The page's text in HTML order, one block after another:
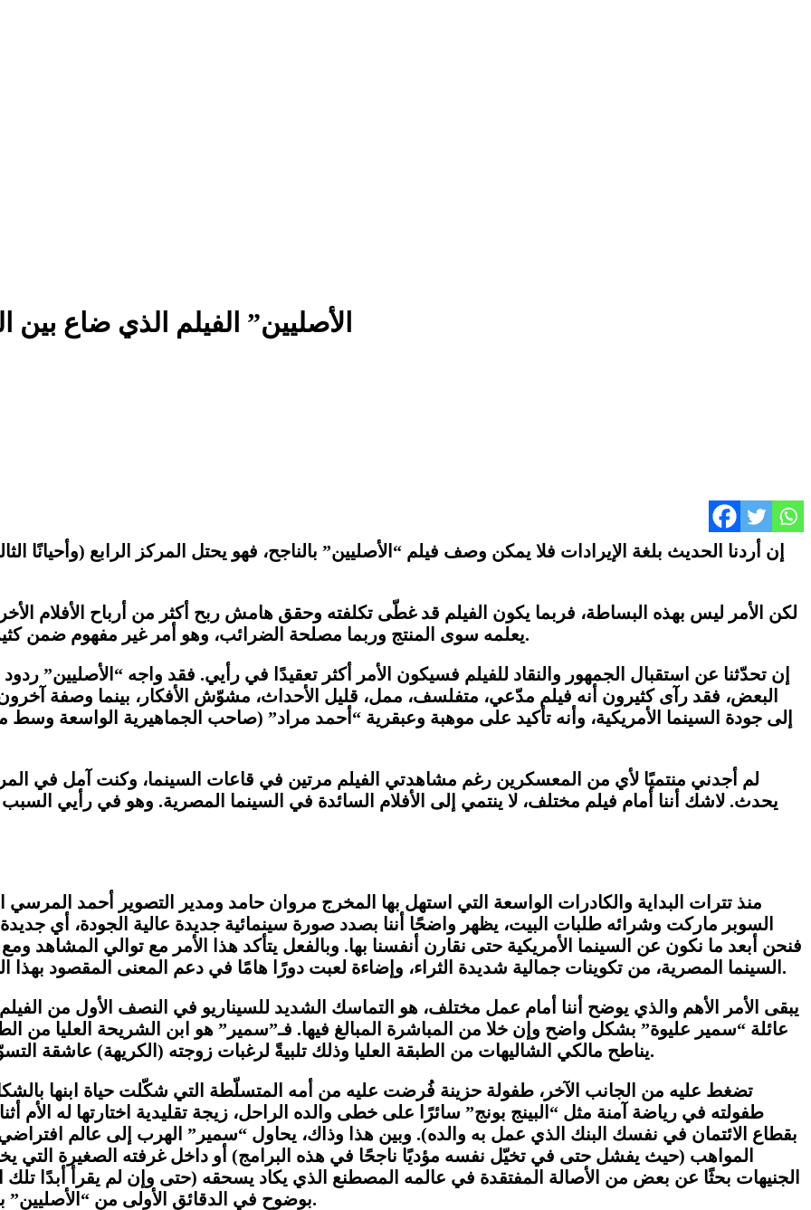
“الأصليين” الفيلم الذي ضاع
إن أردنا الحديث بلغة الإيرادات فلا يمكن وصف فيلم “الأصليين” بالناجح، فهو يحتل المركز الرابع
لكن الأمر ليس بهذه البساطة، فربما يكون الفيلم قد غطّى تكلفته وحقق هامش ربح أكثر من أرباح الأفلام
يعلمه سوى المنتج وربما مصلحة الضرائب، وهو أمر غير مفهوم ضمن كثير من عدم الأمور الغامضة في صناعة السينما المصرية).
إن تحدّثنا عن استقبال الجمهور والنقاد للفيلم فسيكون الأمر أكثر تعقيدًا في رأيي. فقد واجه “الأصليين”
البعض، فقد رآى كثيرون أنه فيلم مدّعي، متفلسف، ممل، قليل الأحداث، مشوّش الأفكار، بينما وصفة
إلى جودة السينما الأمريكية، وأنه تأكيد على موهبة وعبقرية “أحمد مراد” (صاحب الجماهيرية الواسعة
لم أجدني منتميًا لأي من المعسكرين رغم مشاهدتي الفيلم مرتين في قاعات السينما، وكنت آمل في
يحدث. لاشك أننا أمام فيلم مختلف، لا ينتمي إلى الأفلام السائدة في السينما المصرية. وهو في رأيي السبب
منذ تترات البداية والكادرات الواسعة التي استهل بها المخرج مروان حامد ومدير التصوير أحمد
السوبر ماركت وشرائه طلبات البيت، يظهر واضحًا أننا بصدد صورة سينمائية جديدة عالية الجودة، أي جديدة
فنحن أبعد ما نكون عن السينما الأمريكية حتى نقارن أنفسنا بها. وبالفعل يتأكد هذا الأمر مع توالي المشاهد
السينما المصرية، من تكوينات جمالية شديدة الثراء، وإضاءة لعبت دورًا هامًا في دعم المعنى المقصود بهذا التكوينـ وتحقيق الأجواء اللازمة لإيصال المشاعر المرجوة.
يبقى الأمر الأهم والذي يوضح أننا أمام عمل مختلف، هو التماسك الشديد للسيناريو في النصف الأول من
عائلة “سمير عليوة” بشكل واضح وإن خلا من المباشرة المبالغ فيها. فـ”سمير” هو ابن الشريحة العليا من
يناطح مالكي الشاليهات من الطبقة العليا وذلك تلبيةً لرغبات زوجته (الكريهة) عاشقة التسوّق وساكنة الكومباوندز السكنية عديمة الطعم والرائحة.
تضغط عليه من الجانب الآخر، طفولة حزينة فُرضت عليه من أمه المتسلّطة التي شكّلت حياة ابنها
طفولته في رياضة آمنة مثل “البينج بونج” سائرًا على خطى والده الراحل، زيجة تقليدية اختارتها له الأم
بقطاع الائتمان في نفسك البنك الذي عمل به والده). وبين هذا وذاك، يحاول “سمير” الهرب إلى عالم افتراضي
المواهب (حيث يفشل حتى في تخيّل نفسه مؤديًا ناجحًا في هذه البرامج) أو داخل غرفته الصغيرة التي
الجنيهات بحثًا عن بعض من الأصالة المفتقدة في عالمه المصطنع الذي يكاد يسحقه (حتى وإن لم يقرأ أبدًا تلك
بوضوح في الدقائق الأولى من “الأصليين” بصورة شديدة التماسك وإيقاع في دقيق ومتوازن للغاية.